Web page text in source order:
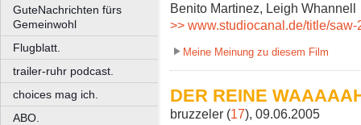
GuteNachrichten fürs
Gemeinwohl
Flugblatt.
trailer-ruhr podcast.
choices mag ich.
ABO.
Benito Martinez, Leigh Whannell
>> www.studiocanal.de/title/saw-
Meine Meinung zu diesem Film
DER REINE
bruzzeler (17), 09.06.2005